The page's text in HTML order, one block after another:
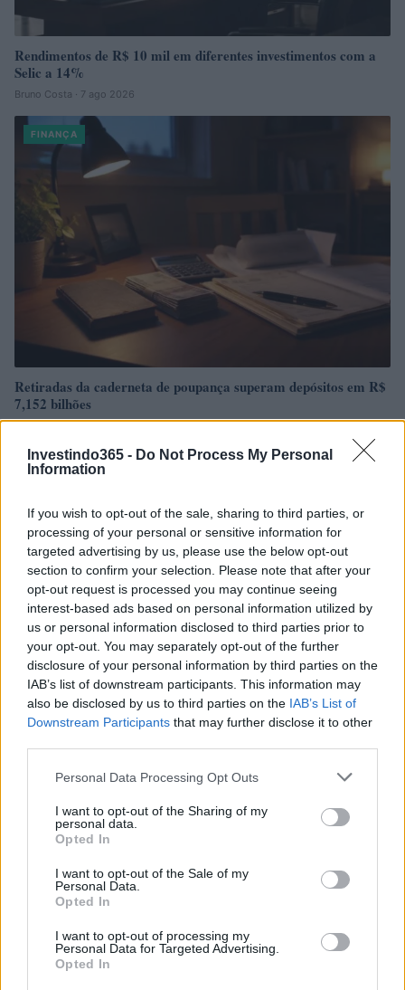
Investindo365 - Do Not Process My Personal
Information
If you wish to opt-out of the sale, sharing to third parties, or
processing of your personal or sensitive information for
targeted advertising by us, please use the below opt-out
section to confirm your selection. Please note that after your
opt-out request is processed you may continue seeing
interest-based ads based on personal information utilized by
us or personal information disclosed to third parties prior to
your opt-out. You may separately opt-out of the further
disclosure of your personal information by third parties on the
IAB’s list of downstream participants. This information may
also be disclosed by us to third parties on the IAB’s List of
Downstream Participants that may further disclose it to other
Please note that this website/app uses one or more Google
not limited to your visit or usage behaviour. You may click to
grant or deny consent to Google and its third-party tags to
use your data for below specified purposes in below Google
consent section.
Personal Data Processing Opt Outs
I want to opt-out of the Sharing of my
personal data.
Opted In
I want to opt-out of the Sale of my
Personal Data.
Opted In
I want to opt-out of processing my
Personal Data for Targeted Advertising.
Opted In
Rendimentos de R$ 10 mil em diferentes investimentos com a
Selic a 14%
Bruno Costa · 7 ago 2026
FINANÇA
Retiradas da caderneta de poupança superam depósitos em R$
7,152 bilhões
Beatriz Almeida · 7 ago 2026
FINANÇA
Autoridades do Fed avaliam impacto dos investimentos
acelerados em inteligência artificial
COTAÇÕES CRYPTO
Nome Preço
(KBTC)